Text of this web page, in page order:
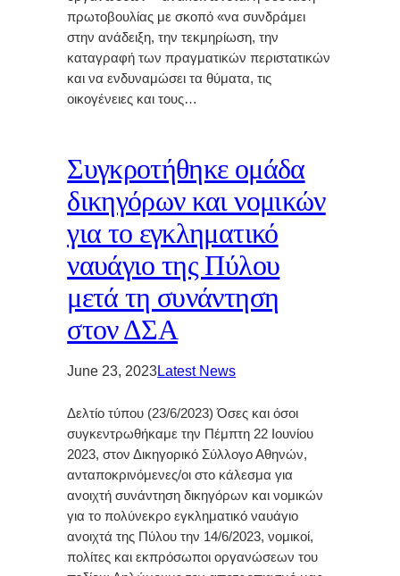
πρωτοβουλίας με σκοπό «να συνδράμει
στην ανάδειξη, την τεκμηρίωση, την
καταγραφή των πραγματικών περιστατικών
και να ενδυναμώσει τα θύματα, τις
οικογένειες και τους…
Συγκροτήθηκε ομάδα
δικηγόρων και νομικών
για το εγκληματικό
ναυάγιο της Πύλου
μετά τη συνάντηση
στον ΔΣΑ
June 23, 2023Latest News
Δελτίο τύπου (23/6/2023) Όσες και όσοι
συγκεντρωθήκαμε την Πέμπτη 22 Ιουνίου
2023, στον Δικηγορικό Σύλλογο Αθηνών,
ανταποκρινόμενες/οι στο κάλεσμα για
ανοιχτή συνάντηση δικηγόρων και νομικών
για το πολύνεκρο εγκληματικό ναυάγιο
ανοιχτά της Πύλου την 14/6/2023, νομικοί,
πολίτες και εκπρόσωποι οργανώσεων του